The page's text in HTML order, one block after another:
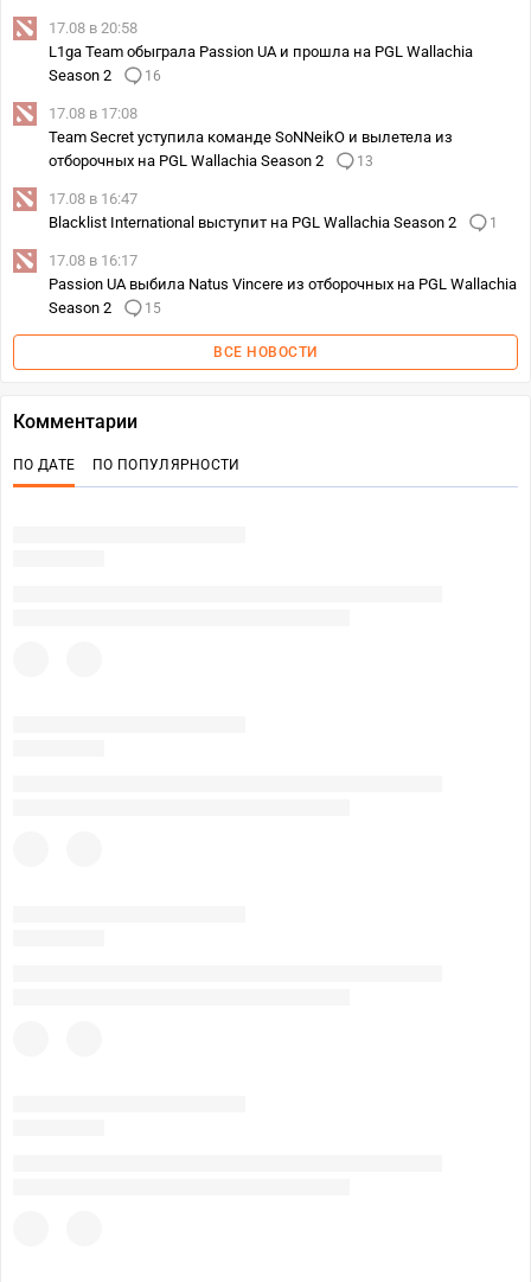
17.08 в 20:58
L1ga Team обыграла Passion UA и прошла на PGL Wallachia
Season 2
16
17.08 в 17:08
Team Secret уступила команде SoNNeikO и вылетела из
отборочных на PGL Wallachia Season 2
13
17.08 в 16:47
Blacklist International выступит на PGL Wallachia Season 2
1
17.08 в 16:17
Passion UA выбила Natus Vincere из отборочных на PGL Wallachia
Season 2
15
ВСЕ НОВОСТИ
Комментарии
ПО ДАТЕ ПО ПОПУЛЯРНОСТИ